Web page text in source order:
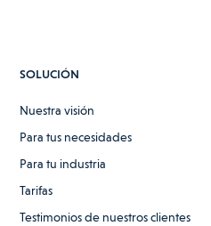
SOLUCIÓN
Nuestra visión
Para tus necesidades
Para tu industria
Tarifas
Testimonios de nuestros clientes